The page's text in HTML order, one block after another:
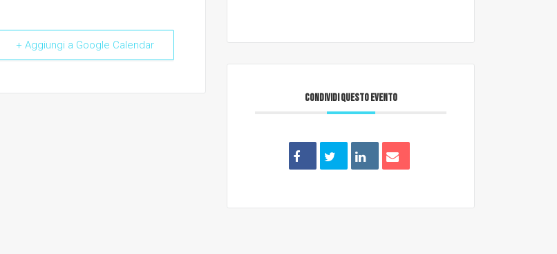
+ Aggiungi a Google Calendar
CONDIVIDI QUESTO EVENTO